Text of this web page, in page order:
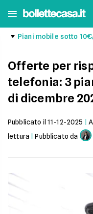
Piani mobile sotto
Offerte per
telefonia: 3
di dicembre
Pubblicato il 11-12-2025
lettura |Pubblicato da